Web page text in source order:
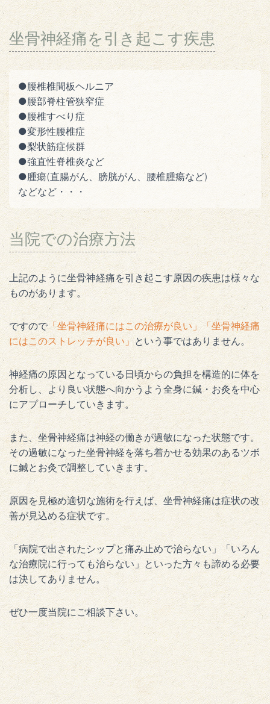
坐骨神経痛を引き起こす疾患
●腰椎椎間板ヘルニア
●腰部脊柱管狭窄症
●腰椎すべり症
●変形性腰椎症
●梨状筋症候群
●強直性脊椎炎など
●腫瘍(直腸がん、膀胱がん、腰椎腫瘍など)
などなど・・・
当院での治療方法
上記のように坐骨神経痛を引き起こす原因の疾患は様々な
ものがあります。
ですので 「坐骨神経痛にはこの治療が良い」「坐骨神経痛
にはこのストレッチが良い」という事ではありません。
神経痛の原因となっている日頃からの負担を構造的に体を
分析し、より良い状態へ向かうよう全身に鍼・お灸を中心
にアプローチしていきます。
また、坐骨神経痛は神経の働きが過敏になった状態です。
その過敏になった坐骨神経を落ち着かせる効果のあるツボ
に鍼とお灸で調整していきます。
原因を見極め適切な施術を行えば、坐骨神経痛は症状の改
善が見込める症状です。
「病院で出されたシップと痛み止めで治らない」「いろん
な治療院に行っても治らない」といった方々も諦める必要
は決してありません。
ぜひ一度当院にご相談下さい。